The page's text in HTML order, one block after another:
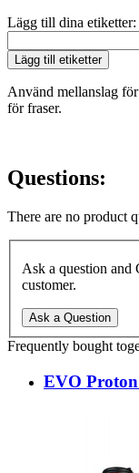
Lägg till dina etiketter:
Lägg till etiketter
Använd mellanslag
för fraser.
Questions:
There are no product
Ask a question
customer.
Ask a Question
Frequently bought
EVO